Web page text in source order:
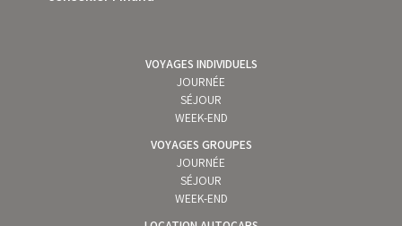
VOYAGES INDIVIDUELS
JOURNÉE
SÉJOUR
WEEK-END
VOYAGES GROUPES
JOURNÉE
SÉJOUR
WEEK-END